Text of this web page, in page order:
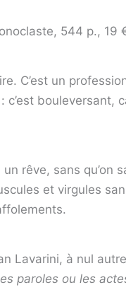
544 p., 19
C’est un
c’est bouleversant,
rêve, sans qu’on
et virgules
Lavarini, à nul
paroles ou les